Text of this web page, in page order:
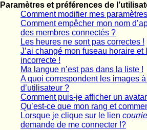
Paramètres et préférences de
Comment modifier mes
Comment empêcher mon nom
des membres connectés ?
Les heures ne sont pas correctes !
J’ai changé mon fuseau horaire et
incorrecte !
Ma langue n’est pas dans la liste !
A quoi correspondent les images
d’utilisateur ?
Comment puis-je afficher un
Qu’est-ce que mon rang et
Lorsque je clique sur le lien
demande de me connecter !?